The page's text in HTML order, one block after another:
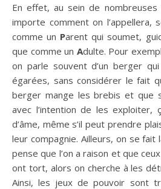
En effet, au sein de nombreuses
importe comment on l’appellera,
comme un Parent qui soumet,
que comme un Adulte. Pour
on parle souvent d’un berger
égarées, sans considérer le fait
berger mange les brebis et que
avec l’intention de les exploiter,
d’âme, même s’il peut prendre
leur compagnie. Ailleurs, on se fait
pense que l’on a raison et que
ont tort, alors on cherche à les
Ainsi, les jeux de pouvoir sont